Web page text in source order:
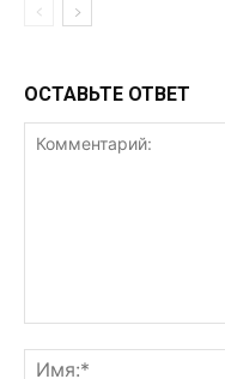
ОСТАВЬТЕ ОТВЕТ